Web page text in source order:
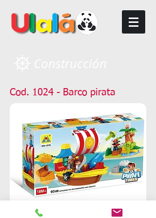
Cod. 1024 - Barco pirata
Barco pirata - 60 piezas